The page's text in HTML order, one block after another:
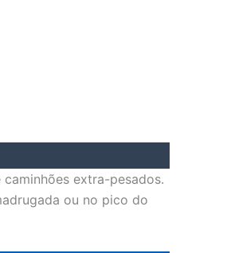
extra-pesados.
ou no pico do